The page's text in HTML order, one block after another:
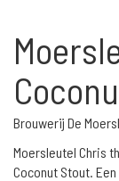
Brouwerij De
Moersleutel Chris
Coconut Stout.